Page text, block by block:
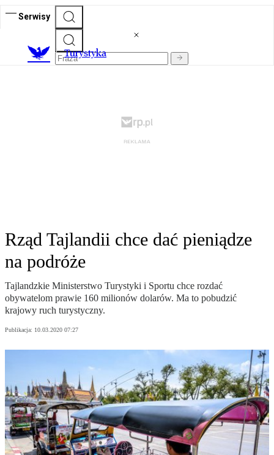
Serwisy
Turystyka
Rząd Tajlandii chce dać pieniądze
na podróże
Tajlandzkie Ministerstwo Turystyki i Sportu chce rozdać
obywatelom prawie 160 milionów dolarów. Ma to pobudzić
krajowy ruch turystyczny.
Publikacja: 10.03.2020 07:27